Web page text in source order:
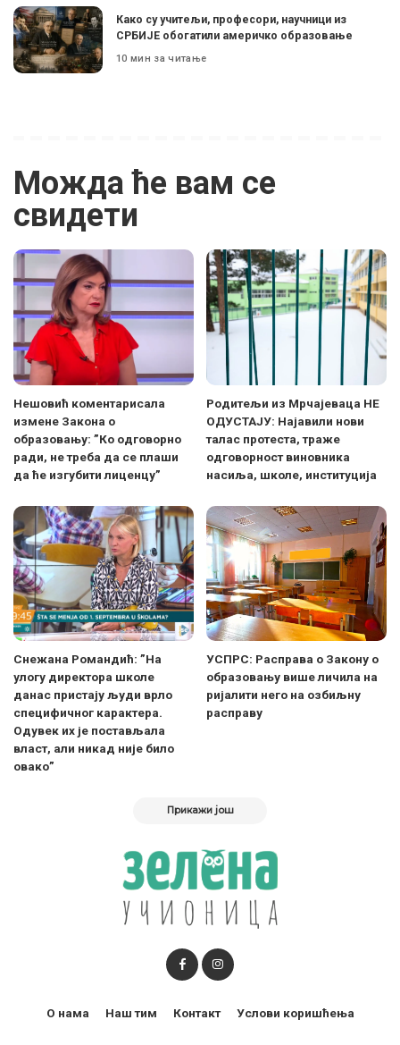
Како су учитељи, професори, научници из
СРБИЈЕ обогатили америчко образовање
10 мин за читање
Можда ће вам се
свидети
Нешовић коментарисала
измене Закона о
образовању: ”Ко одговорно
ради, не треба да се плаши
да ће изгубити лиценцу”
Родитељи из Мрчајеваца НЕ
ОДУСТАЈУ: Најавили нови
талас протеста, траже
одговорност виновника
насиља, школе, институција
Снежана Романдић: ”На
улогу директора школе
данас пристају људи врло
специфичног карактера.
Одувек их је постављала
власт, али никад није било
овако”
УСПРС: Расправа о Закону о
образовању више личила на
ријалити него на озбиљну
расправу
Прикажи још
О нама Наш тим Контакт Услови коришћења